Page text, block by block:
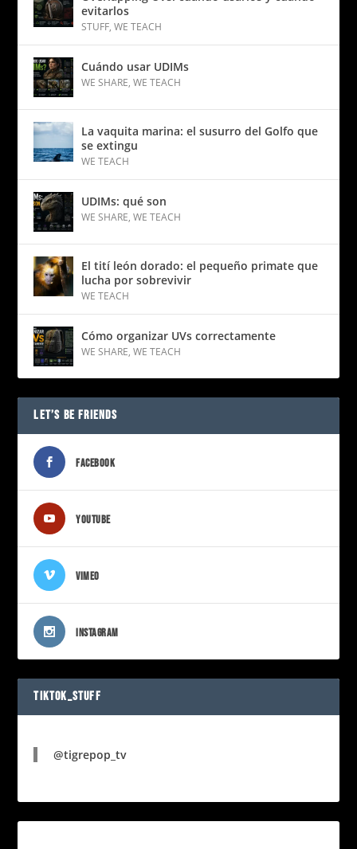
evitarlos
STUFF,WE TEACH
Cuándo usar UDIMs
WE SHARE,WE TEACH
La vaquita marina: el susurro del Golfo que
se extingu
WE TEACH
UDIMs: qué son
WE SHARE,WE TEACH
El tití león dorado: el pequeño primate que
lucha por sobrevivir
WE TEACH
Cómo organizar UVs correctamente
WE SHARE,WE TEACH
LET’S BE FRIENDS
FACEBOOK
YOUTUBE
VIMEO
INSTAGRAM
TIKTOK_STUFF
@tigrepop_tv